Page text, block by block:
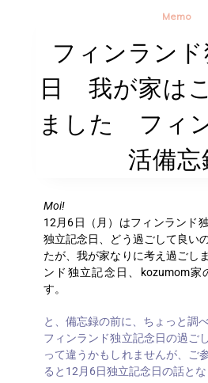
Memo
フィンラン
日 我が家は
ました フィ
活備忘
Moi!
12月6日（月）はフィンランド
独立記念日、どう過ごして良い
たが、我が家なりに考え過ごし
ンド独立記念日、kozumom
す。
と、備忘録の前に、ちょっと調
フィンランド独立記念日の過ご
って違うかもしれませんが、ご
ると12月6日独立記念日の話とな